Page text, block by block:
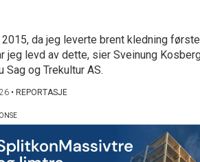
da jeg leverte brent kledning første
jeg levd av dette, sier Sveinung
Sag og Trekultur AS.
• REPORTASJE